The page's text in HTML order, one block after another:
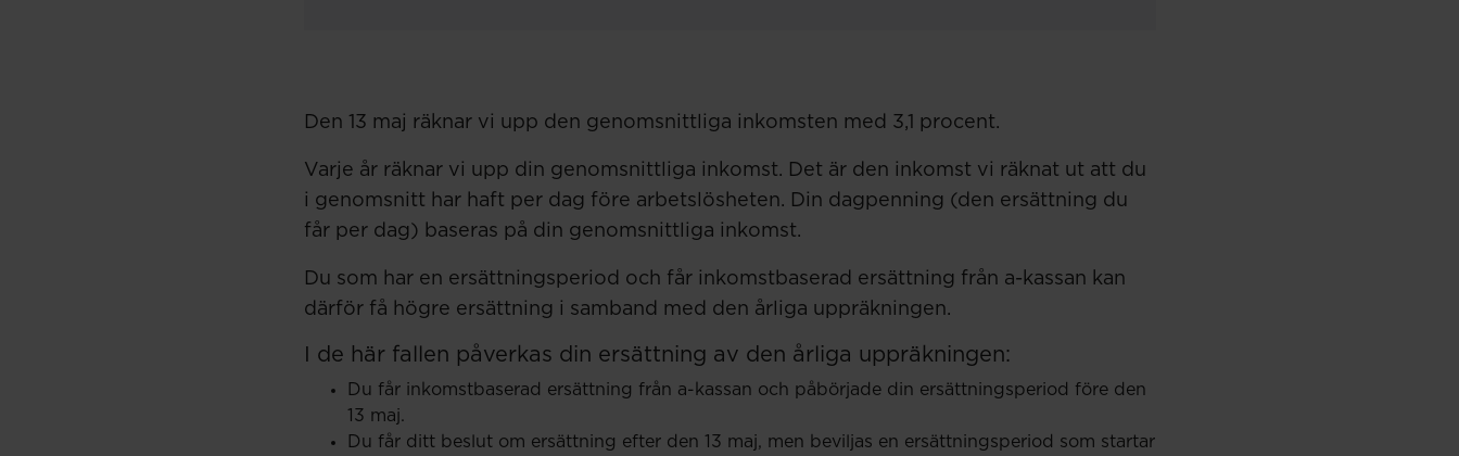
Den 13 maj räknar vi upp den genomsnittliga inkomsten med 3,1 procent.
Varje år räknar vi upp din genomsnittliga inkomst. Det är den inkomst vi räknat ut att du
i genomsnitt har haft per dag före arbetslösheten. Din dagpenning (den ersättning du
får per dag) baseras på din genomsnittliga inkomst.
Du som har en ersättningsperiod och får inkomstbaserad ersättning från a-kassan kan
därför få högre ersättning i samband med den årliga uppräkningen.
I de här fallen påverkas din ersättning av den årliga uppräkningen:
Du får inkomstbaserad ersättning från a-kassan och påbörjade din ersättningsperiod före den
13 maj.
Du får ditt beslut om ersättning efter den 13 maj, men beviljas en ersättningsperiod som startar